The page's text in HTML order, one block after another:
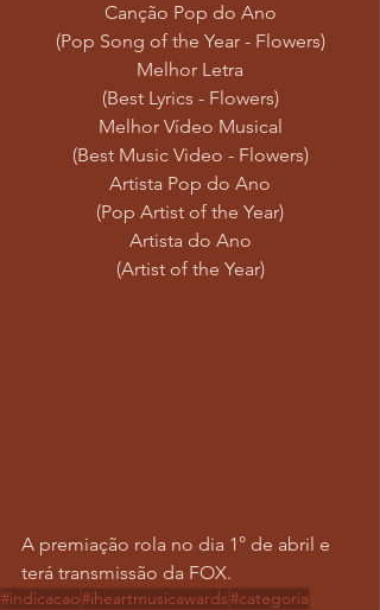
Canção Pop do Ano
(Pop Song of the Year - Flowers)
Melhor Letra
(Best Lyrics - Flowers)
Melhor Vídeo Musical
(Best Music Video - Flowers)
Artista Pop do Ano
(Pop Artist of the Year)
Artista do Ano
(Artist of the Year)
A premiação rola no dia 1° de abril e
terá transmissão da FOX.
#indicacao#iheartmusicawards#categoria